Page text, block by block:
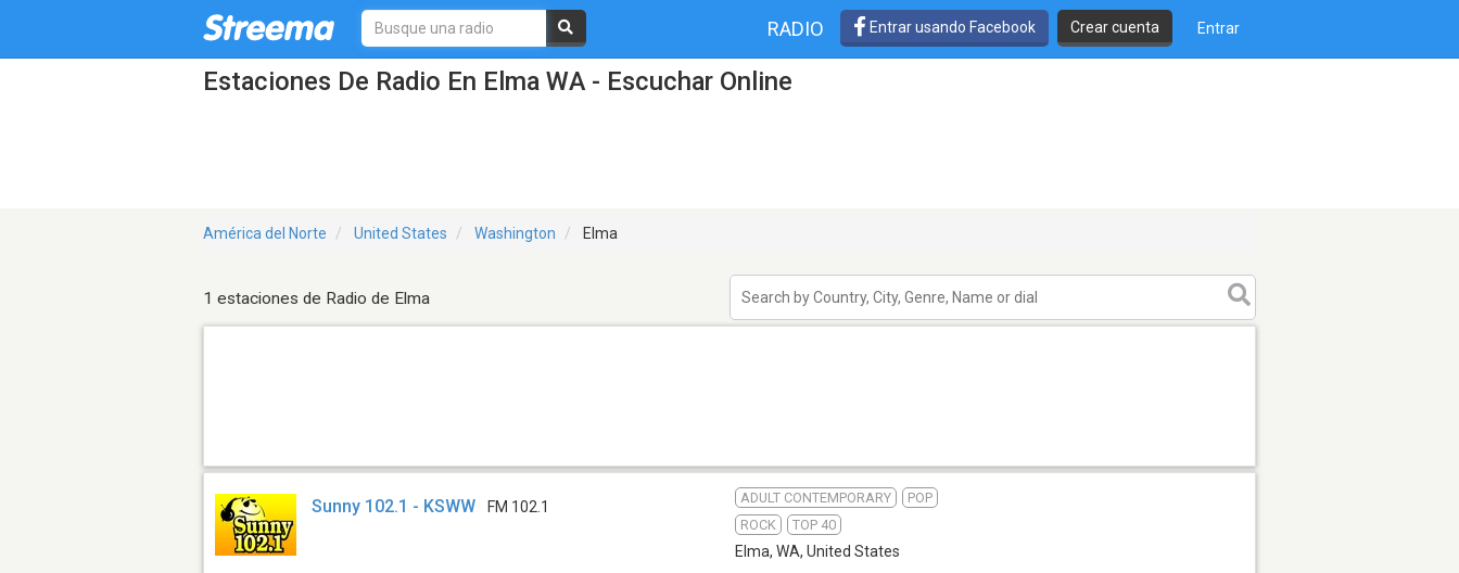
RADIO Entrar usando Facebook Crear cuenta Entrar
Estaciones De Radio En Elma WA - Escuchar Online
América del Norte United States Washington Elma
1 estaciones de Radio de Elma
Sunny 102.1 - KSWW FM 102.1
ADULT CONTEMPORARY
POP
ROCK
TOP 40
Elma, WA, United States